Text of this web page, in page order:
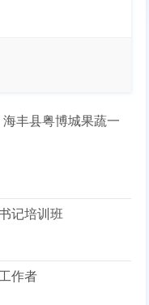
丰县粤博城果蔬一
记培训班
作者